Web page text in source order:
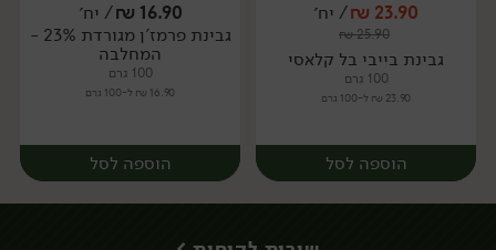
יח׳ יח׳
23.90
₪/ יח׳
25.90
₪
גבינת בייבי בל קלאסי
100 גרם
23.90 ₪ ל-100 גרם
הוספה לסל
16.90
₪/ יח׳
גבינת פרמז'ן מגורדת 23% -
המחלבה
100 גרם
16.90 ₪ ל-100 גרם
הוספה לסל